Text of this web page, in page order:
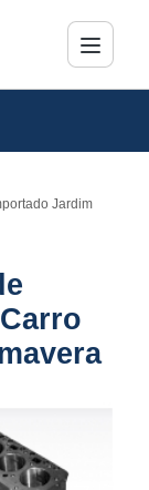
Jardim